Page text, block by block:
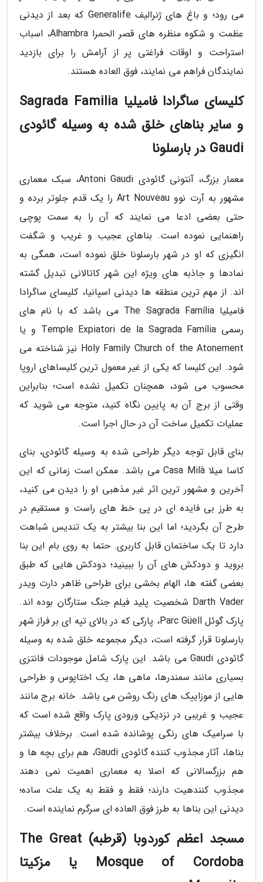
می رود؛ و باغ های ژنرالیف Generalife که بعد از دیدنی
عظمت و شکوه منظره های قصر الحمرا Alhambra، اسباب
استراحت و اوقات فراغتی پر از آرامش را برای بازدید
نمایندگان فراهم می نمایند، فوق العاده هستند.
کلیسای ساگرادا فامیلیا Sagrada Familia
و سایر بناهای خلق شده به وسیله گائودی
Gaudi در بارسلونا
معمار بزرگ، آنتونی گائودی Antoni Gaudi، سبک معماری
مشهور به آرت نوو Art Nouveau را یک قدم جلوتر برده و
حتی بعضی ادعا می نمایند که آن را به سمت پوچی
راهنمایی نموده است. بناهای عجیب و غریب و شگفت
انگیزی که او در شهر بارسلونا خلق نموده است، همگی به
نمادها و جاذبه های ویژه این شهر کاتالانی تبدیل گشته
اند. از مهم ترین منطقه ها دیدنی اسپانیا، کلیسای ساگرادا
فامیلیا The Sagrada Família می باشد که با نام های
رسمی Temple Expiatori de la Sagrada Família و یا
Holy Family Church of the Atonement نیز شناخته می
شود. این کلیسا که یکی از غیر معمول ترین کلیساهای اروپا
محسوب می شود، همچنان تکمیل نشده است؛ بنابراین
وقتی از برج آن به پایین نگاه کنید، متوجه می شوید که
عملیات تکمیل ساخت آن در حال اجرا است.
بنای قابل توجه دیگر طراحی شده به وسیله گائودی، بنای
کاسا میلا Casa Milà می باشد. ممکن است زمانی که این
آخرین و مشهور ترین اثر غیر مذهبی او را دیدن می کنید،
به طرز بی فایده ای در پی خط های راست و مستقیم در
طرح آن بگردید؛ اما این بنا بیشتر به یک تندیس شباهت
دارد تا یک ساختمان قابل کاربری. حتما به روی بام این بنا
بروید و دودکش های آن را ببینید؛ دودکش هایی که طبق
بعضی گفته ها، الهام بخشی برای طراحی ظاهر دارت ویدر
Darth Vader شخصیت پلید فیلم جنگ ستارگان بوده اند.
پارک گوئل Parc Güell، پارکی که در بالای تپه ای بر فراز شهر
بارسلونا قرار گرفته است، دیگر مجموعه خلق شده به وسیله
گائودی Gaudi می باشد. این پارک شامل موجودات فانتزی
بسیاری مانند سمندرها، ماهی ها، یک اختاپوس و طراحی
هایی از موزاییک های رنگ روشن می باشد. خانه برج مانند
عجیب و غریبی در نزدیکی ورودی پارک واقع شده است که
با سرامیک های رنگی پوشانده شده است. برخلاف بیشتر
بناها، آثار مجذوب کننده گائودی Gaudi، هم برای بچه ها و
هم بزرگسالانی که اصلا به معماری اهمیت نمی دهند
مجذوب کنندهیت دارند؛ فقط و فقط به یک علت ساده؛
دیدنی این بناها به طرز فوق العاده ای سرگرم نماینده است.
مسجد اعظم کوردوبا (قرطبه) The Great
Mosque of Cordoba یا مزکیتا